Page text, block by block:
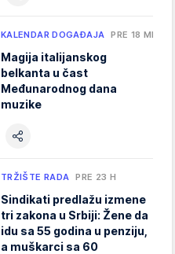
KALENDAR DOGAĐAJA PRE 18 MIN
Magija italijanskog
belkanta u čast
Međunarodnog dana
muzike
TRŽIŠTE RADA PRE 23 H
Sindikati predlažu izmene
tri zakona u Srbiji: Žene da
idu sa 55 godina u penziju,
a muškarci sa 60